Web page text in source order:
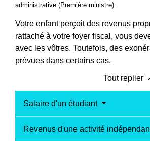
administrative (Première ministre)
Votre enfant perçoit des revenus
rattaché à votre foyer fiscal, vous
avec les vôtres. Toutefois, des
prévues dans certains cas.
Tout replier
Salaire d'un étudiant
Revenus d'une activité